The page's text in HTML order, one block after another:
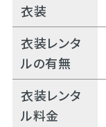
衣装
衣装レンタ
ルの有無
衣装レンタ
ル料金